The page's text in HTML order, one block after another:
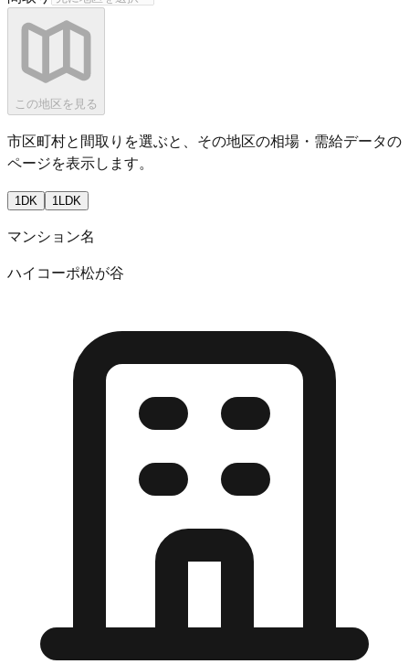
この地区を見る
市区町村と間取りを選ぶと、その地区の相場・需給データの
ページを表示します。
1DK 1LDK
マンション名
ハイコーポ松が谷